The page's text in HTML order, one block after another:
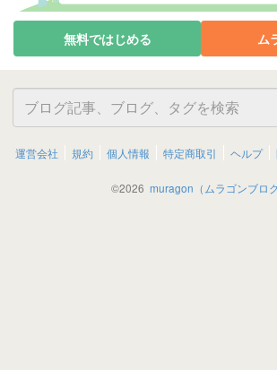
無料ではじめる ム
運営会社 規約 個人情報 特定商取引 ヘルプ
©2026 muragon（ムラゴンブログ